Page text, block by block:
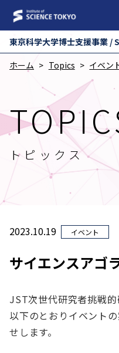
東京科学⼤学博⼠⽀援事業
ホーム
Topics イベン
トピックス
2023.10.19 イベント
サイエンスアゴ
JST次世代研究者挑戦的
以下のとおりイベント
せします。